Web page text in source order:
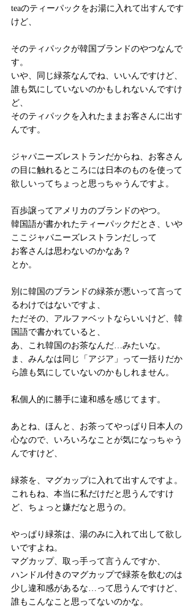
teaのティーパックをお湯に入れて出すんです
けど、
そのティパックが韓国ブランドのやつなんで
す。
いや、同じ緑茶なんでね、いいんですけど、
誰も気にしていないのかもしれないんですけ
ど、
そのティパックを入れたままお客さんに出す
んです。
ジャパニーズレストランだからね、お客さん
の目に触れるところには日本のものを使って
欲しいってちょっと思っちゃうんですよ。
百歩譲ってアメリカのブランドのやつ。
韓国語が書かれたティーパックだとさ、いや
ここジャパニーズレストランだしって
お客さんは思わないのかなあ？
とか。
別に韓国のブランドの緑茶が悪いって言って
るわけではないですよ、
ただその、アルファベットならいいけど、韓
国語で書かれていると、
あ、これ韓国のお茶なんだ…みたいな。
ま、みんなは同じ「アジア」って一括りだか
ら誰も気にしていないのかもしれません。
私個人的に勝手に違和感を感じてます。
あとね、ほんと、お茶ってやっぱり日本人の
心なので、いろいろなことが気になっちゃう
んですけど、
緑茶を、マグカップに入れて出すんですよ。
これもね、本当に私だけだと思うんですけ
ど、ちょっと嫌だなと思うの。
やっぱり緑茶は、湯のみに入れて出して欲し
いですよね。
マグカップ、取っ手って言うんですか、
ハンドル付きのマグカップで緑茶を飲むのは
少し違和感があるな…って思うんですけど、
誰もこんなこと思ってないのかな。